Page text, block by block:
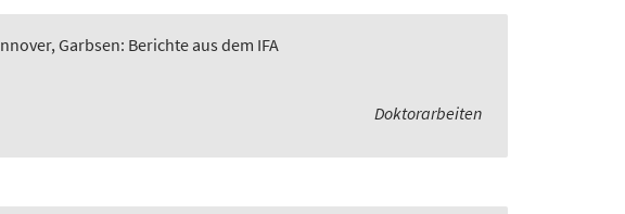
Garbsen: Berichte aus dem IFA
Doktorarbeiten